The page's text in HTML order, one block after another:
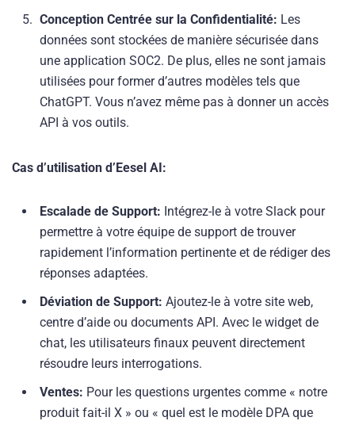
Conception Centrée sur la Confidentialité: Les
données sont stockées de manière sécurisée dans
une application SOC2. De plus, elles ne sont jamais
utilisées pour former d’autres modèles tels que
ChatGPT. Vous n’avez même pas à donner un accès
API à vos outils.
Cas d’utilisation d’Eesel AI:
Escalade de Support: Intégrez-le à votre Slack pour
permettre à votre équipe de support de trouver
rapidement l’information pertinente et de rédiger des
réponses adaptées.
Déviation de Support: Ajoutez-le à votre site web,
centre d’aide ou documents API. Avec le widget de
chat, les utilisateurs finaux peuvent directement
résoudre leurs interrogations.
Ventes: Pour les questions urgentes comme « notre
produit fait-il X » ou « quel est le modèle DPA que